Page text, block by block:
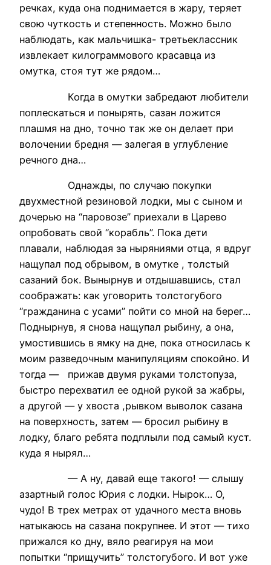
речках, куда она поднимается в жару, теряет
свою чуткость и степенность. Можно было
наблюдать, как мальчишка- третьеклассник
извлекает килограммового красавца из
омутка, стоя тут же рядом…
Когда в омутки забредают любители
поплескаться и понырять, сазан ложится
плашмя на дно, точно так же он делает при
волочении бредня — залегая в углубление
речного дна…
Однажды, по случаю покупки
двухместной резиновой лодки, мы с сыном и
дочерью на “паровозе” приехали в Царево
опробовать свой “корабль”. Пока дети
плавали, наблюдая за ныряниями отца, я вдруг
нащупал под обрывом, в омутке , толстый
сазаний бок. Вынырнув и отдышавшись, стал
соображать: как уговорить толстогубого
“гражданина с усами” пойти со мной на берег…
Поднырнув, я снова нащупал рыбину, а она,
умостившись в ямку на дне, пока относилась к
моим разведочным манипуляциям спокойно. И
тогда — прижав двумя руками толстопуза,
быстро перехватил ее одной рукой за жабры,
а другой — у хвоста ,рывком выволок сазана
на поверхность, затем — бросил рыбину в
лодку, благо ребята подплыли под самый куст.
куда я нырял…
— А ну, давай еще такого! — слышу
азартный голос Юрия с лодки. Нырок… О,
чудо! В трех метрах от удачного места вновь
натыкаюсь на сазана покрупнее. И этот — тихо
прижался ко дну, вяло реагируя на мои
попытки “прищучить” толстогубого. И вот уже